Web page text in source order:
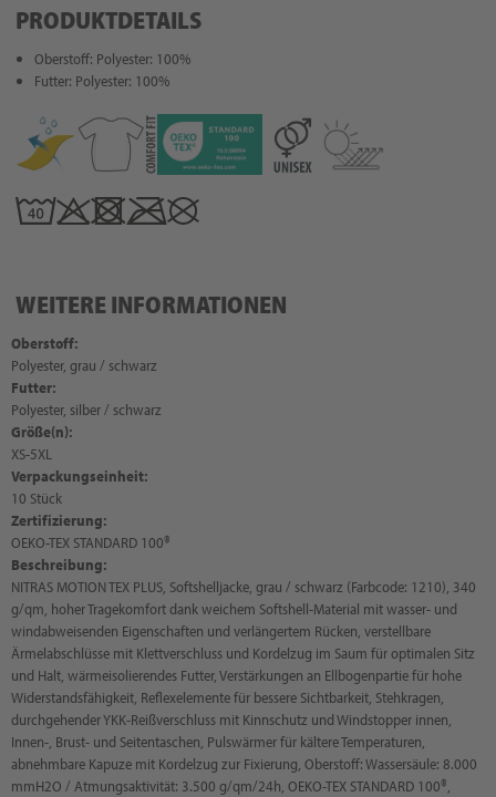
PRODUKTDETAILS
Oberstoff: Polyester: 100%
Futter: Polyester: 100%
WEITERE INFORMATIONEN
Oberstoff:
Polyester, grau / schwarz
Futter:
Polyester, silber / schwarz
Größe(n):
XS-5XL
Verpackungseinheit:
10 Stück
Zertifizierung:
OEKO-TEX STANDARD 100®
Beschreibung:
NITRAS MOTION TEX PLUS, Softshelljacke, grau / schwarz (Farbcode: 1210), 340
g/qm, hoher Tragekomfort dank weichem Softshell-Material mit wasser- und
windabweisenden Eigenschaften und verlängertem Rücken, verstellbare
Ärmelabschlüsse mit Klettverschluss und Kordelzug im Saum für optimalen Sitz
und Halt, wärmeisolierendes Futter, Verstärkungen an Ellbogenpartie für hohe
Widerstandsfähigkeit, Reflexelemente für bessere Sichtbarkeit, Stehkragen,
durchgehender YKK-Reißverschluss mit Kinnschutz und Windstopper innen,
Innen-, Brust- und Seitentaschen, Pulswärmer für kältere Temperaturen,
abnehmbare Kapuze mit Kordelzug zur Fixierung, Oberstoff: Wassersäule: 8.000
mmH2O / Atmungsaktivität: 3.500 g/qm/24h, OEKO-TEX STANDARD 100®,